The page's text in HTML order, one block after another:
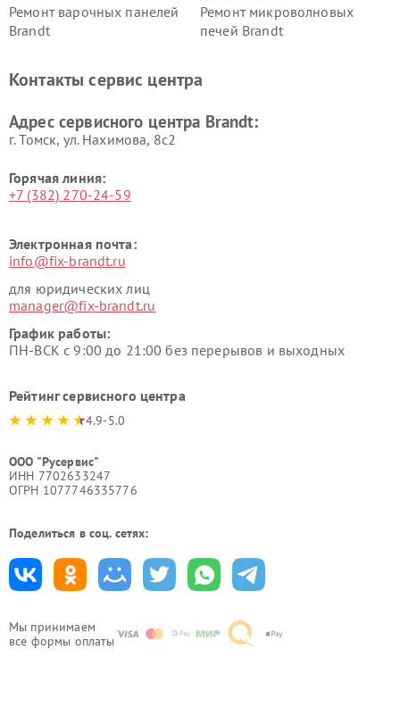
Мы принимаем
все формы оплаты
Ремонт варочных панелей
Brandt
Ремонт микроволновых
печей Brandt
Контакты сервис центра
Адрес сервисного центра Brandt:
г. Томск, ул. Нахимова, 8с2
Горячая линия:
+7 (382) 270-24-59
Электронная почта:
info@fix-brandt.ru
для юридических лиц
manager@fix-brandt.ru
График работы:
ПН-ВСК с 9:00 до 21:00 без перерывов и выходных
Рейтинг сервисного центра
4.9-5.0
ООО "Русервис"
ИНН 7702633247
ОГРН 1077746335776
Поделиться в соц. сетях: